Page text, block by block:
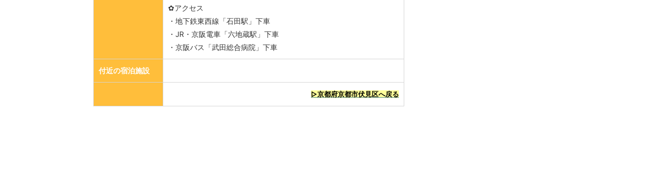
✿アクセス
・地下鉄東西線「石田駅」下車
・JR・京阪電車「六地蔵駅」下車
・京阪バス「武田総合病院」下車
付近の宿泊施設
▷京都府京都市伏見区へ戻る